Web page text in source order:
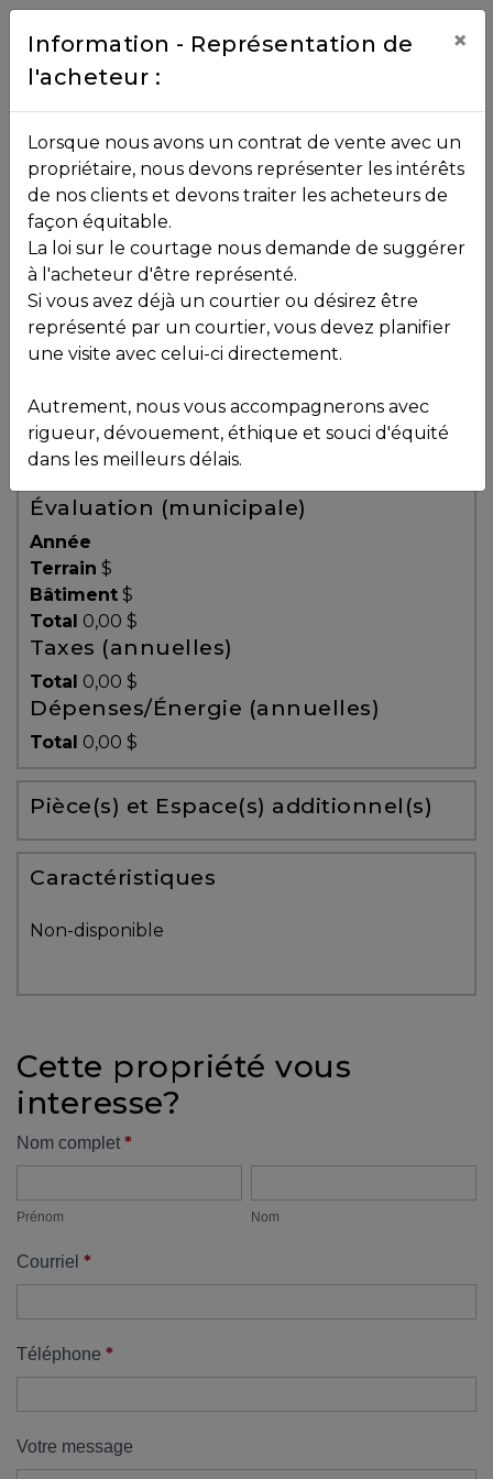
Contact
NOS
PROPRIÉTÉS
VOS
COURTIERS
Équipe
Partenaires
Témoignages
Blogue
ACHAT
Alerte
immobilière
Avec
un
courtier
vous
protégé!
outils
pour
financement
propriétaire
UNE
DÉCISION
!
de
démarrage
:
Toutes les propriétés
Vendu
, , ,
J8E 1X6
Voir plus de photos
Évaluation (municipale)
Année
Terrain $
Bâtiment $
Total 0,00 $
Taxes (annuelles)
Total 0,00 $
Dépenses/Énergie (annuelles)
Total 0,00 $
Pièce(s) et Espace(s) additionnel(s)
Caractéristiques
Non-disponible
Cette propriété vous
interesse?
Formulaire
Nom complet *
Prénom Nom
Courriel *
Téléphone *
Votre message
Information - Représentation de
l'acheteur :
×
Lorsque nous avons un contrat de vente avec un
propriétaire, nous devons représenter les intérêts
de nos clients et devons traiter les acheteurs de
façon équitable.
La loi sur le courtage nous demande de suggérer
à l'acheteur d'être représenté.
Si vous avez déjà un courtier ou désirez être
représenté par un courtier, vous devez planifier
une visite avec celui-ci directement.
Autrement, nous vous accompagnerons avec
rigueur, dévouement, éthique et souci d'équité
dans les meilleurs délais.